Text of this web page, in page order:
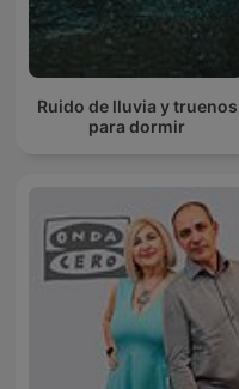
Ruido de lluvia y truenos
para dormir